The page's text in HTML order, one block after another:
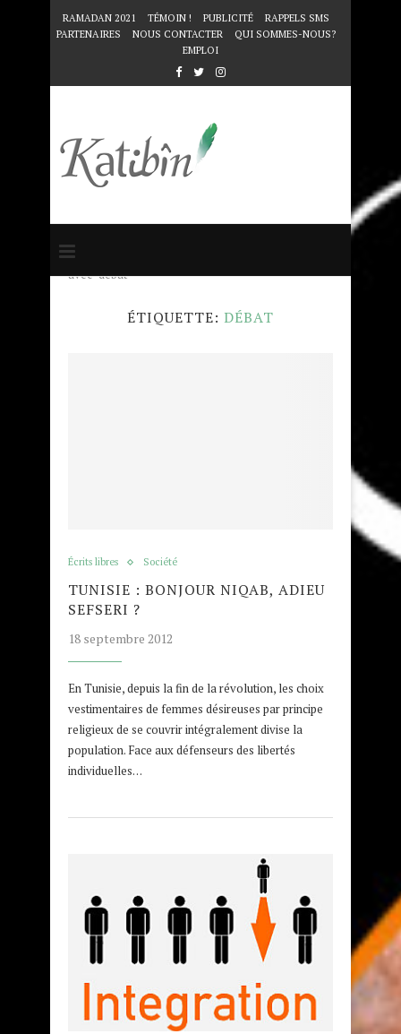
RAMADAN 2021 TÉMOIN ! PUBLICITÉ
RAPPELS SMS
PARTENAIRES
NOUS CONTACTER
QUI SOMMES-NOUS?
EMPLOI
Accueil
avec "débat"
ÉTIQUETTE: DÉBAT
Écrits libres Société
TUNISIE : BONJOUR NIQAB, ADIEU
SEFSERI ?
18 septembre 2012
En Tunisie, depuis la fin de la révolution, les choix
vestimentaires de femmes désireuses par principe
religieux de se couvrir intégralement divise la
population. Face aux défenseurs des libertés
individuelles…